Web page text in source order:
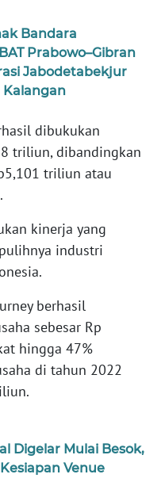
Bandara
Prabowo–Gibran
Jabodetabekjur
Kalangan
dibukukan
triliun, dibandingkan
triliun atau
kinerja yang
industri
berhasil
sebesar Rp
hingga 47%
di tahun 2022
Digelar Mulai Besok,
Venue